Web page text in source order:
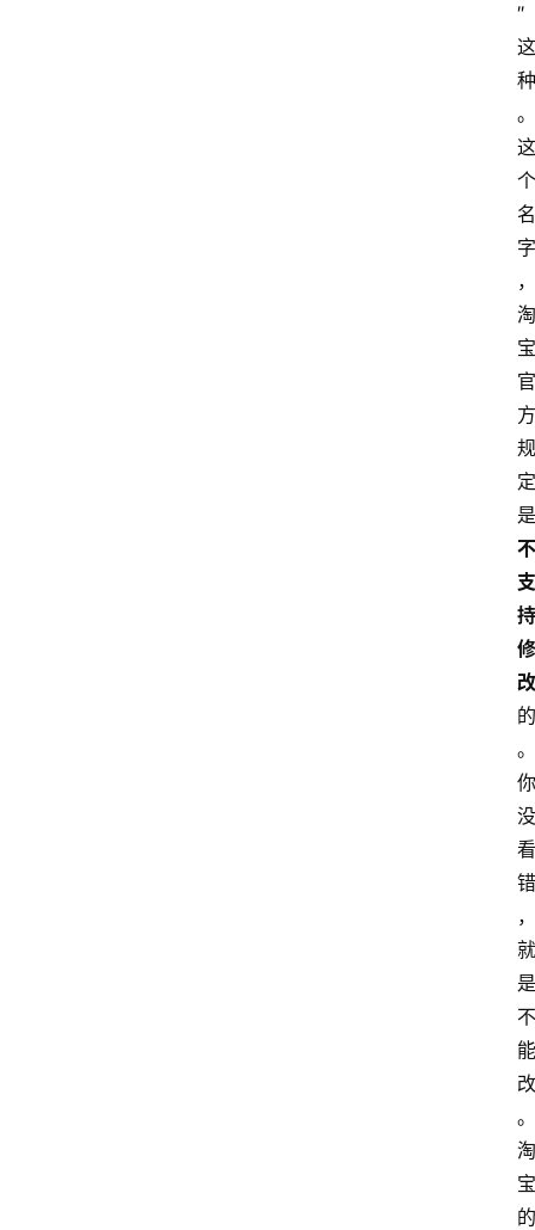
″
这
种
。
这
个
名
字
，
淘
宝
官
方
规
定
是
不
支
持
修
改
的
。
你
没
看
错
，
就
是
不
能
改
。
淘
宝
的